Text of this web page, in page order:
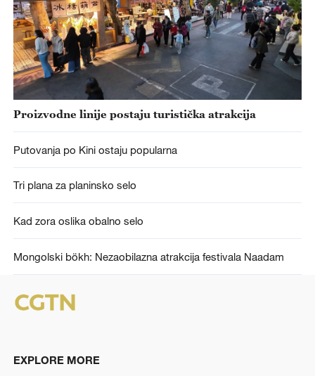
Proizvodne linije postaju turistička atrakcija
Putovanja po Kini ostaju popularna
Tri plana za planinsko selo
Kad zora oslika obalno selo
Mongolski bökh: Nezaobilazna atrakcija festivala Naadam
EXPLORE MORE